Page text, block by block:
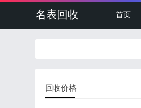
名表回收 首页
回收价格